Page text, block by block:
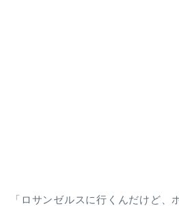
「ロサンゼルスに行くんだけど、